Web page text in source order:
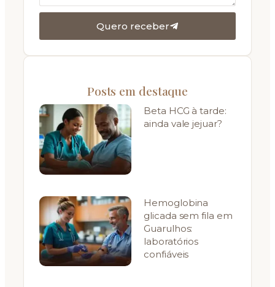
Quero receber
Posts em destaque
Beta HCG à tarde:
ainda vale jejuar?
Hemoglobina
glicada sem fila em
Guarulhos:
laboratórios
confiáveis